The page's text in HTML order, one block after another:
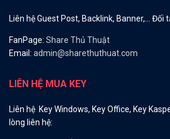
Liên hệ Guest Post, Backlink, Banner,… Đối
FanPage: Share Thủ Thuật
Email: admin@sharethuthuat.com
LIÊN HỆ MUA KEY
Liên hệ Key Windows, Key Office, Key
lòng liên hệ: